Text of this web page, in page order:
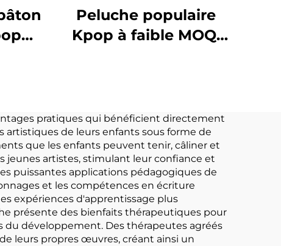
Peluche populaire
Kpop à faible MOQ,
pratiques qui bénéficient directement
artistiques de leurs enfants sous forme de
que les enfants peuvent tenir, câliner et
jeunes artistes, stimulant leur confiance et
puissantes applications pédagogiques de
et les compétences en écriture
expériences d'apprentissage plus
présente des bienfaits thérapeutiques pour
développement. Des thérapeutes agréés
leurs propres œuvres, créant ainsi un